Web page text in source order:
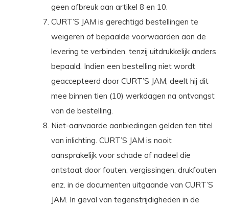
geen afbreuk aan artikel 8 en 10.
CURT’S JAM is gerechtigd bestellingen te
weigeren of bepaalde voorwaarden aan de
levering te verbinden, tenzij uitdrukkelijk anders
bepaald. Indien een bestelling niet wordt
geaccepteerd door CURT’S JAM, deelt hij dit
mee binnen tien (10) werkdagen na ontvangst
van de bestelling.
Niet-aanvaarde aanbiedingen gelden ten titel
van inlichting. CURT’S JAM is nooit
aansprakelijk voor schade of nadeel die
ontstaat door fouten, vergissingen, drukfouten
enz. in de documenten uitgaande van CURT’S
JAM. In geval van tegenstrijdigheden in de